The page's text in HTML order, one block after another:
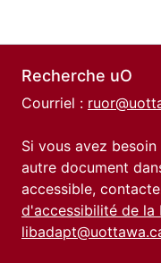
Recherche uO
Courriel :
Si vous avez
autre document
accessible,
d'accessibilité de la